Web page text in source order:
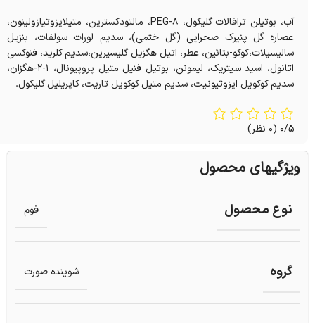
آب، بوتیلن ترافالات گلیکول، PEG-8، مالتودکسترین، متیلایزوتیازولینون،
عصاره گل پنیرک صحرایی (گل ختمی)، سدیم لورات سولفات، بنزیل
سالیسیلات،کوکو-بتائین، عطر، اتیل هگزیل گلیسیرین،سدیم کلرید، فنوکسی
اتانول، اسید سیتریک، لیمونن، بوتیل فنیل متیل پروپیونال، 1-2-هگزان،
سدیم کوکویل ایزوثیونیت، سدیم متیل کوکویل تاریت، کاپریلیل گلیکول.
0/5 (0 نظر)
ویژگیهای محصول
نوع محصول فوم
گروه شوینده صورت